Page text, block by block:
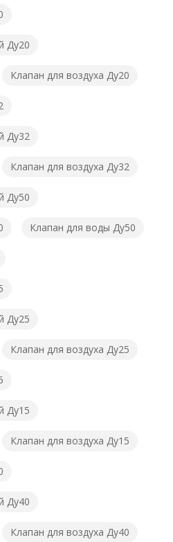
Ду20
Клапан для воздуха Ду20
Ду32
Клапан для воздуха Ду32
Ду50
Клапан для воды Ду50
Ду25
Клапан для воздуха Ду25
Ду15
Клапан для воздуха Ду15
Ду40
Клапан для воздуха Ду40